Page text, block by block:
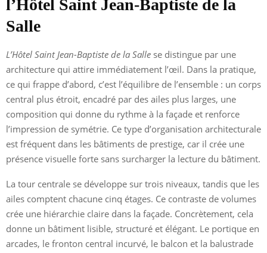
l’Hôtel Saint Jean-Baptiste de la
Salle
L’Hôtel Saint Jean-Baptiste de la Salle se distingue par une
architecture qui attire immédiatement l’œil. Dans la pratique,
ce qui frappe d’abord, c’est l’équilibre de l’ensemble : un corps
central plus étroit, encadré par des ailes plus larges, une
composition qui donne du rythme à la façade et renforce
l’impression de symétrie. Ce type d’organisation architecturale
est fréquent dans les bâtiments de prestige, car il crée une
présence visuelle forte sans surcharger la lecture du bâtiment.
La tour centrale se développe sur trois niveaux, tandis que les
ailes comptent chacune cinq étages. Ce contraste de volumes
crée une hiérarchie claire dans la façade. Concrètement, cela
donne un bâtiment lisible, structuré et élégant. Le portique en
arcades, le fronton central incurvé, le balcon et la balustrade